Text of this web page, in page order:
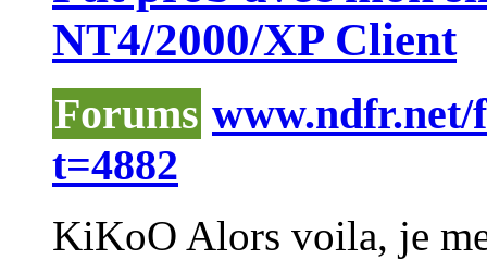
NT4/2000/XP Client
Forums www.ndfr.net/
t=4882
KiKoO Alors voila, je